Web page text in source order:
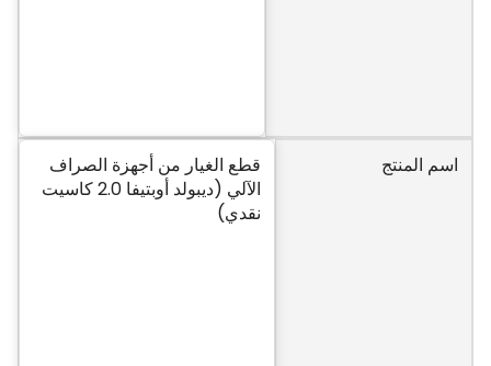
اسم المنتج
قطع الغيار من أجهزة الصراف
الآلي (ديبولد أوبتيفا 2.0 كاسيت
نقدي)